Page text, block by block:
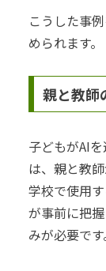
こうした事
められます。
親と教師
子どもがAI
は、親と教
学校で使用
が事前に把
みが必要です